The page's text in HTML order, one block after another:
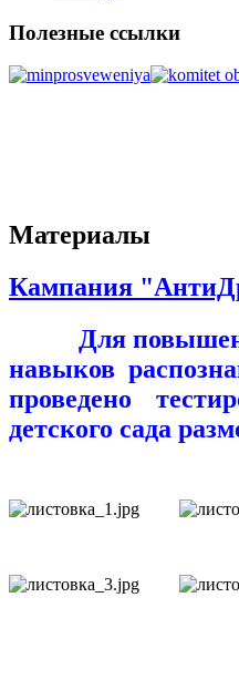
Полезные ссылки
Материалы
Кампания
Для повышения
навыков
проведено
детского сада